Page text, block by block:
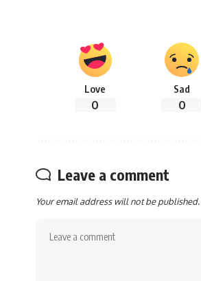
Love
0
Sad
0
Leave a comment
Your email address will not be published.